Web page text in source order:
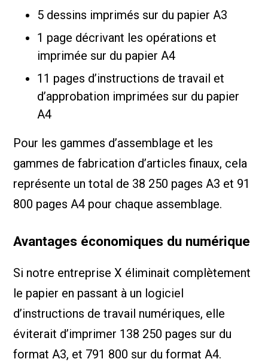
5 dessins imprimés sur du papier A3
1 page décrivant les opérations et
imprimée sur du papier A4
11 pages d’instructions de travail et
d’approbation imprimées sur du papier
A4
Pour les gammes d’assemblage et les
gammes de fabrication d’articles finaux, cela
représente un total de 38 250 pages A3 et 91
800 pages A4 pour chaque assemblage.
Avantages économiques du numérique
Si notre entreprise X éliminait complètement
le papier en passant à un logiciel
d’instructions de travail numériques, elle
éviterait d’imprimer 138 250 pages sur du
format A3, et 791 800 sur du format A4.